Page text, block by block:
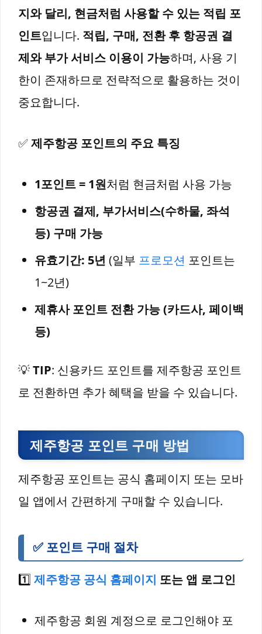
지와 달리, 현금처럼 사용할 수 있는 적립 포
인트입니다. 적립, 구매, 전환 후 항공권 결
제와 부가 서비스 이용이 가능하며, 사용 기
한이 존재하므로 전략적으로 활용하는 것이
중요합니다.
✅제주항공 포인트의 주요 특징
1포인트 = 1원처럼 현금처럼 사용 가능
항공권 결제, 부가서비스(수하물, 좌석
등) 구매 가능
유효기간: 5년 (일부 프로모션 포인트는
1~2년)
제휴사 포인트 전환 가능 (카드사, 페이백
등)
💡TIP: 신용카드 포인트를 제주항공 포인트
로 전환하면 추가 혜택을 받을 수 있습니다.
제주항공 포인트 구매 방법
제주항공 포인트는 공식 홈페이지 또는 모바
일 앱에서 간편하게 구매할 수 있습니다.
✅ 포인트 구매 절차
1️⃣ 제주항공 공식 홈페이지 또는 앱 로그인
제주항공 회원 계정으로 로그인해야 포